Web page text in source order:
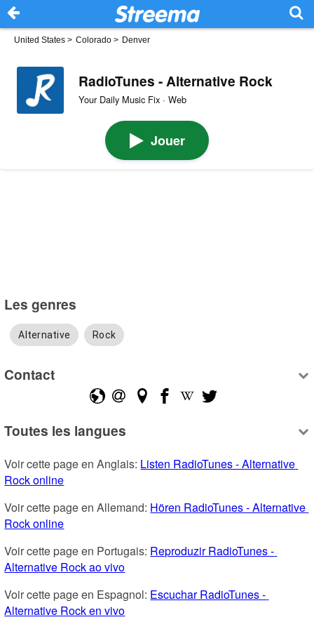
United States > Colorado > Denver
RadioTunes - Alternative Rock
Your Daily Music Fix · Web
Jouer
Les genres
Alternative Rock
Contact
Toutes les langues
Voir cette page en Anglais: Listen RadioTunes - Alternative
Rock online
Voir cette page en Allemand: Hören RadioTunes - Alternative
Rock online
Voir cette page en Portugais: Reproduzir RadioTunes -
Alternative Rock ao vivo
Voir cette page en Espagnol: Escuchar RadioTunes -
Alternative Rock en vivo